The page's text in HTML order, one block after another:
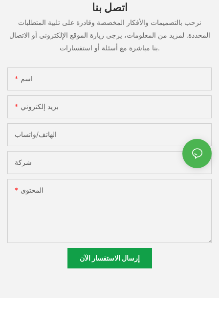
اتصل بنا
نرحب بالتصميمات والأفكار المخصصة وقادرة على تلبية المتطلبات
المحددة. لمزيد من المعلومات، يرجى زيارة الموقع الإلكتروني أو الاتصال
بنا مباشرة مع أسئلة أو استفسارات.
اسم
بريد إلكتروني
الهاتف/واتساب
شركة
المحتوى
إرسال الاستفسار الآن